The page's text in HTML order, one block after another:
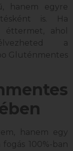
hanem egyre
is. Ha
éttermet, ahol
a
Gluténmentes
hanem egy
100%-ban